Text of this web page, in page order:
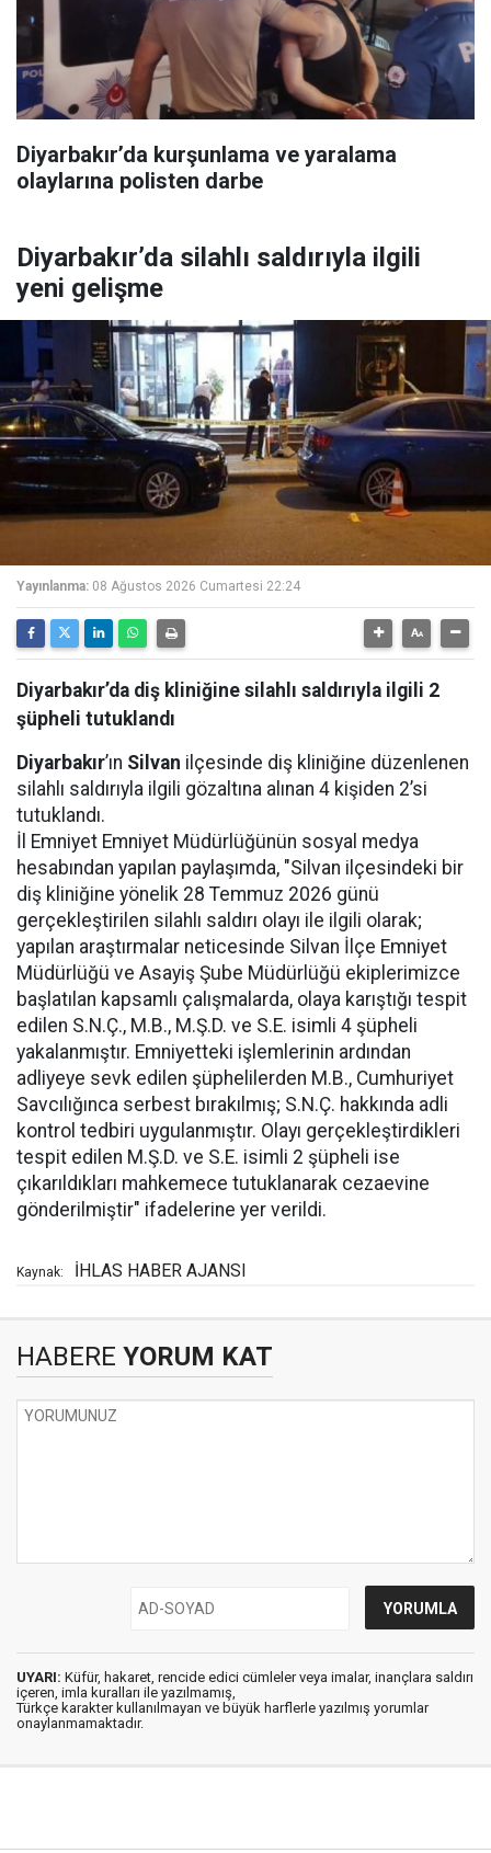
Diyarbakır’da kurşunlama ve yaralama
olaylarına polisten darbe
Diyarbakır’da silahlı saldırıyla ilgili
yeni gelişme
Yayınlanma: 08 Ağustos 2026 Cumartesi 22:24
Diyarbakır’da diş kliniğine silahlı saldırıyla ilgili 2
şüpheli tutuklandı
Diyarbakır’ın Silvan ilçesinde diş kliniğine düzenlenen
silahlı saldırıyla ilgili gözaltına alınan 4 kişiden 2’si
tutuklandı.
İl Emniyet Emniyet Müdürlüğünün sosyal medya
hesabından yapılan paylaşımda, "Silvan ilçesindeki bir
diş kliniğine yönelik 28 Temmuz 2026 günü
gerçekleştirilen silahlı saldırı olayı ile ilgili olarak;
yapılan araştırmalar neticesinde Silvan İlçe Emniyet
Müdürlüğü ve Asayiş Şube Müdürlüğü ekiplerimizce
başlatılan kapsamlı çalışmalarda, olaya karıştığı tespit
edilen S.N.Ç., M.B., M.Ş.D. ve S.E. isimli 4 şüpheli
yakalanmıştır. Emniyetteki işlemlerinin ardından
adliyeye sevk edilen şüphelilerden M.B., Cumhuriyet
Savcılığınca serbest bırakılmış; S.N.Ç. hakkında adli
kontrol tedbiri uygulanmıştır. Olayı gerçekleştirdikleri
tespit edilen M.Ş.D. ve S.E. isimli 2 şüpheli ise
çıkarıldıkları mahkemece tutuklanarak cezaevine
gönderilmiştir" ifadelerine yer verildi.
Kaynak: İHLAS HABER AJANSI
HABERE YORUM KAT
UYARI: Küfür, hakaret, rencide edici cümleler veya imalar, inançlara saldırı
içeren, imla kuralları ile yazılmamış,
Türkçe karakter kullanılmayan ve büyük harflerle yazılmış yorumlar
onaylanmamaktadır.